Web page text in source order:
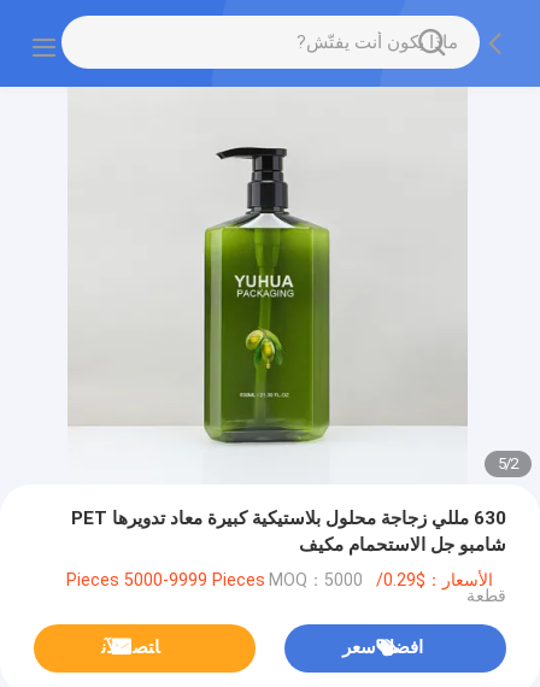
2
/
5
630 مللي زجاجة محلول بلاستيكية كبيرة معاد تدويرها PET
شامبو جل الاستحمام مكيف
الأسعار：$0.29/Pieces 5000-9999 Pieces MOQ：5000
قطعة
افضل سعر ﺎﺘﺼﻟ ﺍﻶﻧ